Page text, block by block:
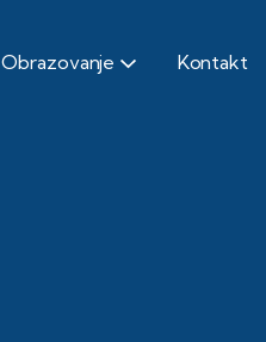
Obrazovanje Kontakt